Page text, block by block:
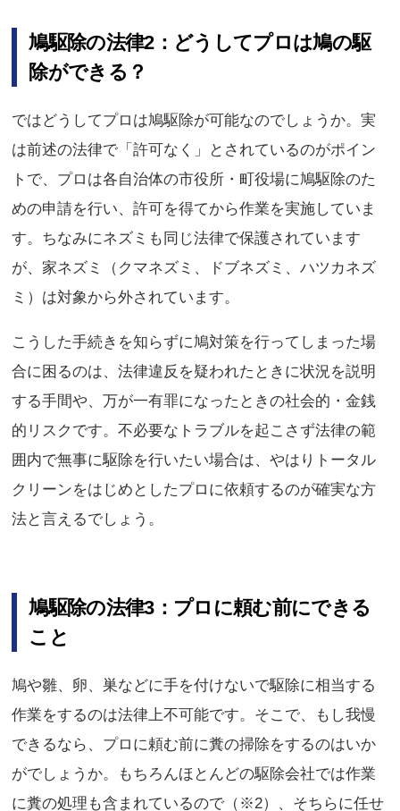
鳩駆除の法律2：どうしてプロは鳩の駆
除ができる？
ではどうしてプロは鳩駆除が可能なのでしょうか。実
は前述の法律で「許可なく」とされているのがポイン
トで、プロは各自治体の市役所・町役場に鳩駆除のた
めの申請を行い、許可を得てから作業を実施していま
す。ちなみにネズミも同じ法律で保護されています
が、家ネズミ（クマネズミ、ドブネズミ、ハツカネズ
ミ）は対象から外されています。
こうした手続きを知らずに鳩対策を行ってしまった場
合に困るのは、法律違反を疑われたときに状況を説明
する手間や、万が一有罪になったときの社会的・金銭
的リスクです。不必要なトラブルを起こさず法律の範
囲内で無事に駆除を行いたい場合は、やはりトータル
クリーンをはじめとしたプロに依頼するのが確実な方
法と言えるでしょう。
鳩駆除の法律3：プロに頼む前にできる
こと
鳩や雛、卵、巣などに手を付けないで駆除に相当する
作業をするのは法律上不可能です。そこで、もし我慢
できるなら、プロに頼む前に糞の掃除をするのはいか
がでしょうか。もちろんほとんどの駆除会社では作業
に糞の処理も含まれているので（※2）、そちらに任せ